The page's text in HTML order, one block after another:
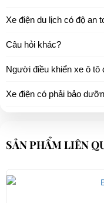
Xe điện du lịch có độ an
Câu hỏi khác?
Người điều khiển xe ô tô
Xe điện có phải bảo
SẢN PHẨM LIÊN